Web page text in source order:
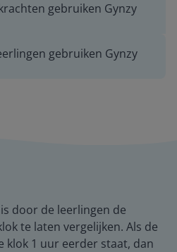
gebruiken Gynzy
gebruiken Gynzy
door de leerlingen de
te laten vergelijken. Als de
klok 1 uur eerder staat, dan